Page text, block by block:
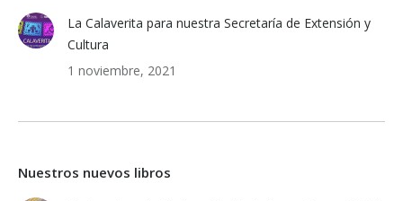
La Calaverita para nuestra Secretaría de Extensión y
Cultura
1 noviembre, 2021
Nuestros nuevos libros